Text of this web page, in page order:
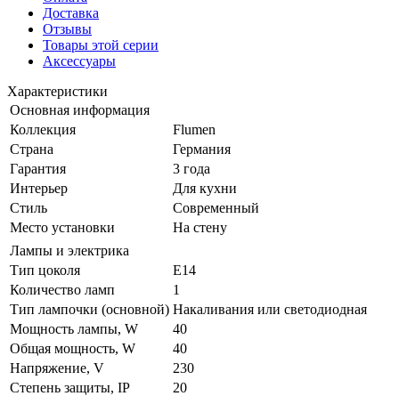
Доставка
Отзывы
Товары этой серии
Аксессуары
Характеристики
Основная информация
Коллекция
Flumen
Страна
Германия
Гарантия
3 года
Интерьер
Для кухни
Стиль
Современный
Место установки
На стену
Лампы и электрика
Тип цоколя
E14
Количество ламп
1
Тип лампочки (основной) Накаливания или светодиодная
Мощность лампы, W
40
Общая мощность, W
40
Напряжение, V
230
Степень защиты, IP
20